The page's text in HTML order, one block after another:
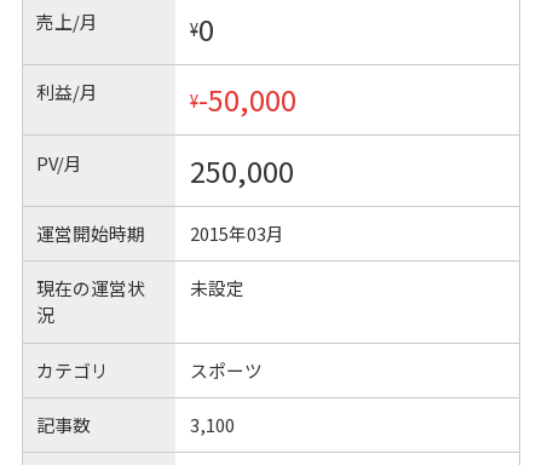
売上/月 ¥0
利益/月 ¥-50,000
PV/月 250,000
運営開始時期 2015年03月
現在の運営状
況
未設定
カテゴリ スポーツ
記事数 3,100